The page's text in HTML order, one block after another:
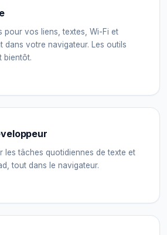
pour vos liens, textes, Wi-Fi et
dans votre navigateur. Les outils
bientôt.
les tâches quotidiennes de texte et
tout dans le navigateur.